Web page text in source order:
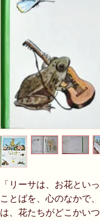
「リーサは、お花とい
ことばを、心のなかで
は、花たちがどこかい